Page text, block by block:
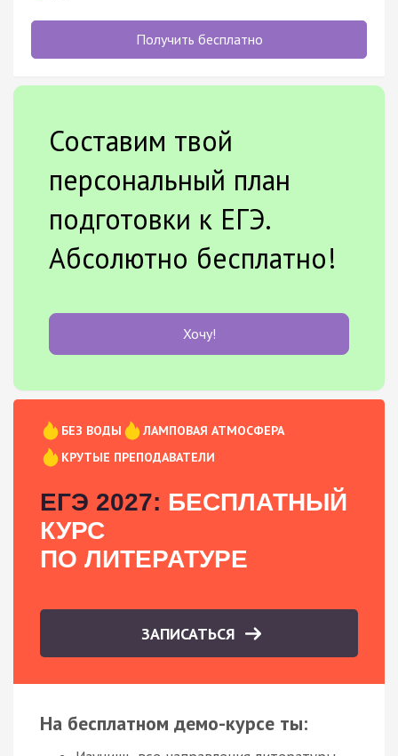
Получить бесплатно
Составим твой
персональный план
подготовки к ЕГЭ.
Абсолютно бесплатно!
Хочу!
БЕЗ ВОДЫ
ЛАМПОВАЯ АТМОСФЕРА
КРУТЫЕ ПРЕПОДАВАТЕЛИ
ЕГЭ 2027: БЕСПЛАТНЫЙ
КУРС
ПО ЛИТЕРАТУРЕ
ЗАПИСАТЬСЯ
На бесплатном демо-курсе ты: